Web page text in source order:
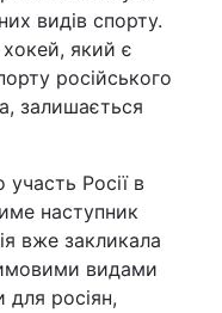
видів спорту.
який є
російського
залишається
Росії в
наступник
вже закликала
видами
для росіян,